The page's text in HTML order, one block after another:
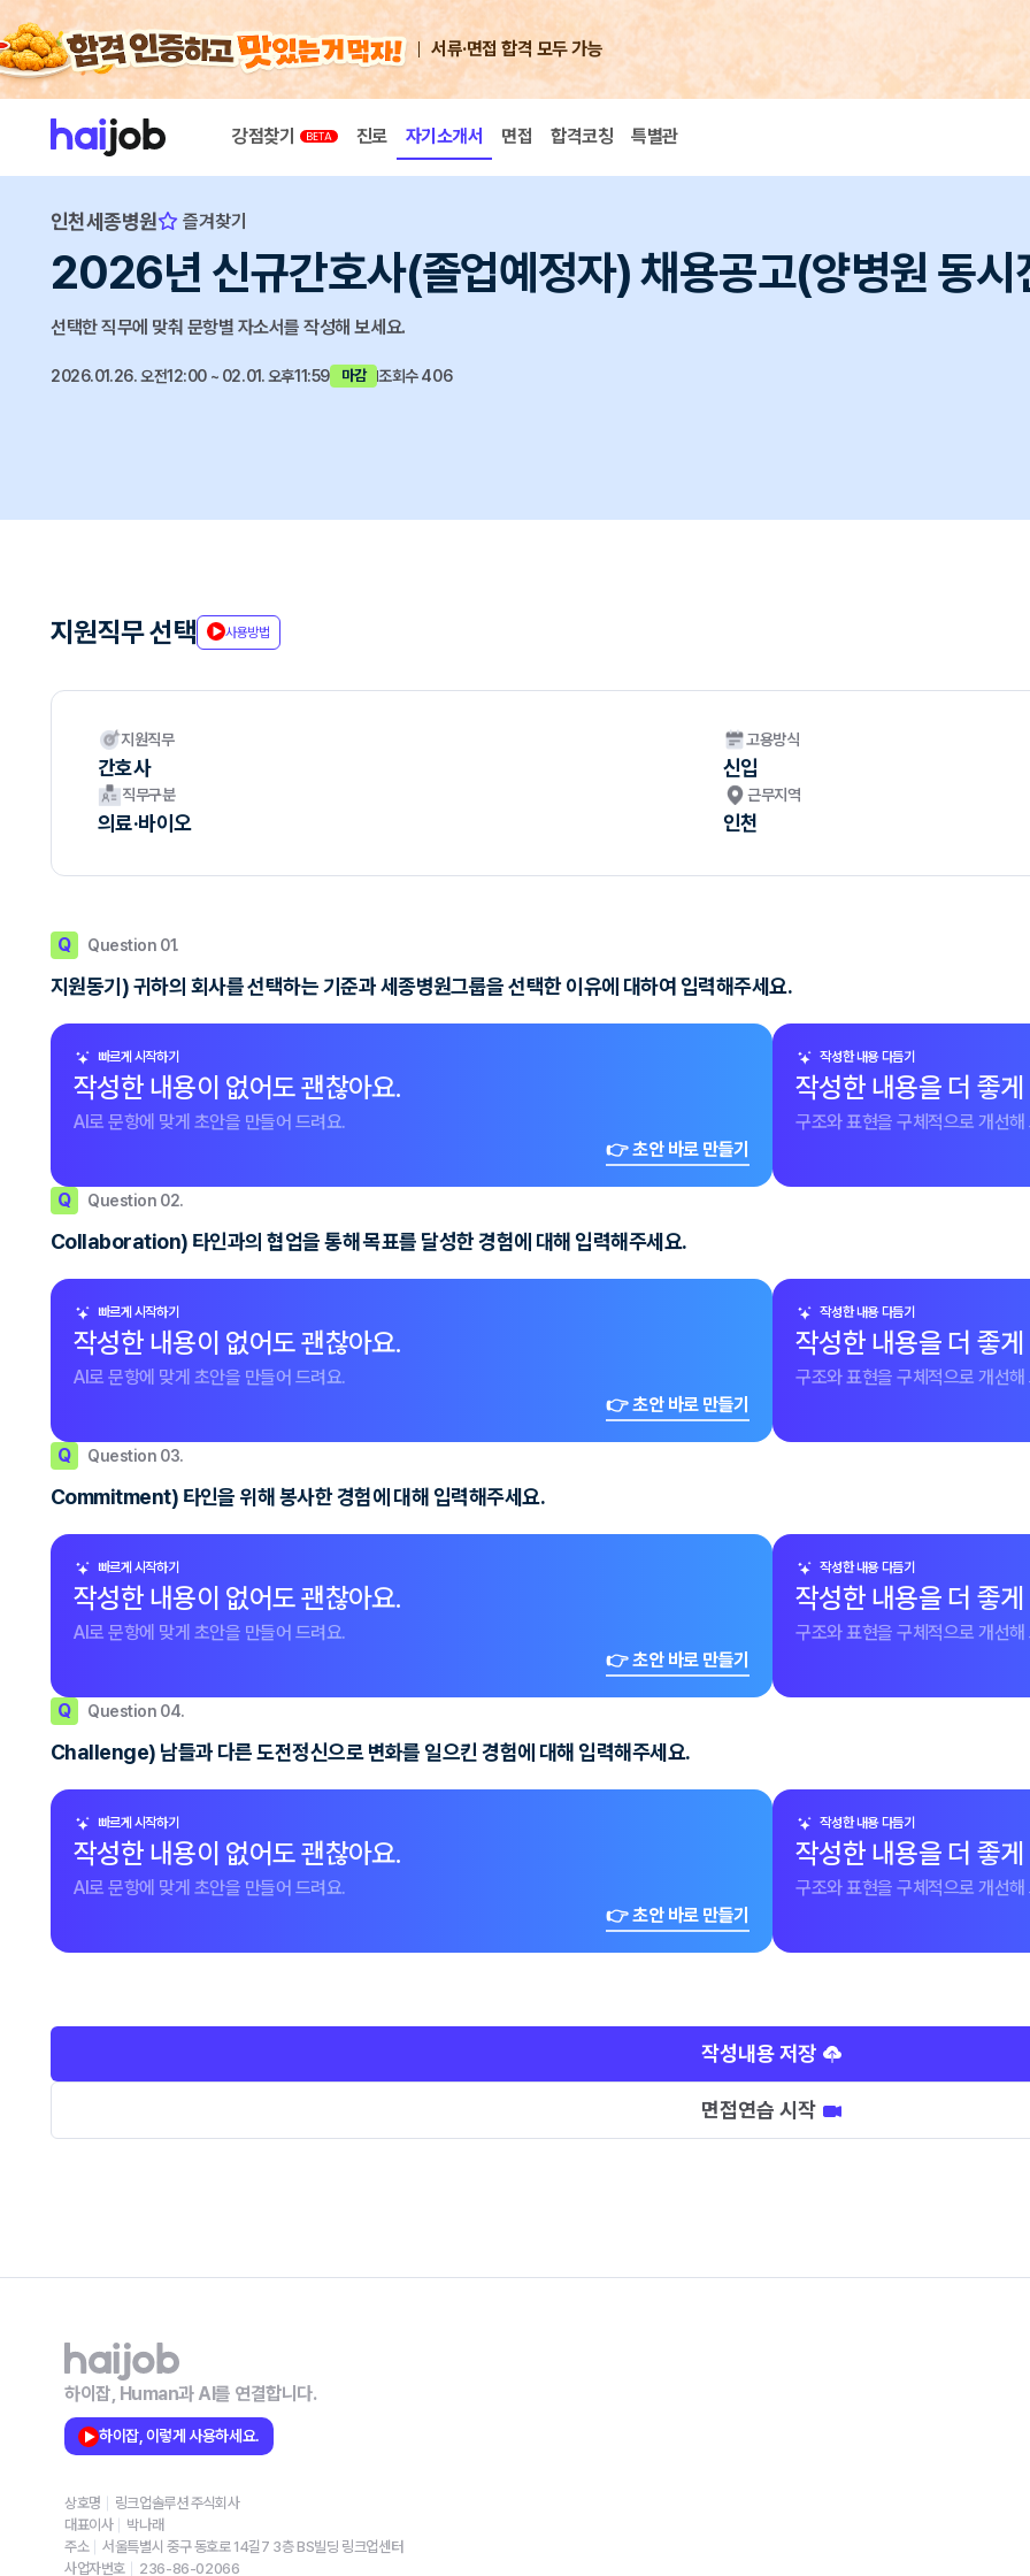
서류·면접 합격 모두 가능
강점찾기 진로 자기소개서 면접 합격코칭 특별관
인천세종병원 즐겨찾기
2026년 신규간호사(졸업예정자) 채용공고(양병원 동시
선택한 직무에 맞춰 문항별 자소서를 작성해 보세요.
2026.01.26. 오전12:00 ~ 02.01. 오후11:59 마감 조회수 406
지원직무 선택 사용방법
지원직무
간호사
고용방식
신입
직무구분
의료·바이오
근무지역
인천
Q Question 01.
지원동기) 귀하의 회사를 선택하는 기준과 세종병원그룹을 선택한 이유에 대하여 입력해주세요.
빠르게 시작하기
작성한 내용이 없어도 괜찮아요.
AI로 문항에 맞게 초안을 만들어 드려요.
👉 초안 바로 만들기
작성한 내용 다듬기
작성한 내용을 더 좋
구조와 표현을 구체적으로 개선해
Q Question 02.
Collaboration) 타인과의 협업을 통해 목표를 달성한 경험에 대해 입력해주세요.
빠르게 시작하기
작성한 내용이 없어도 괜찮아요.
AI로 문항에 맞게 초안을 만들어 드려요.
👉 초안 바로 만들기
작성한 내용 다듬기
작성한 내용을 더 좋
구조와 표현을 구체적으로 개선해
Q Question 03.
Commitment) 타인을 위해 봉사한 경험에 대해 입력해주세요.
빠르게 시작하기
작성한 내용이 없어도 괜찮아요.
AI로 문항에 맞게 초안을 만들어 드려요.
👉 초안 바로 만들기
작성한 내용 다듬기
작성한 내용을 더 좋
구조와 표현을 구체적으로 개선해
Q Question 04.
Challenge) 남들과 다른 도전정신으로 변화를 일으킨 경험에 대해 입력해주세요.
빠르게 시작하기
작성한 내용이 없어도 괜찮아요.
AI로 문항에 맞게 초안을 만들어 드려요.
👉 초안 바로 만들기
작성한 내용 다듬기
작성한 내용을 더 좋
구조와 표현을 구체적으로 개선해
작성내용 저장
면접연습 시작
하이잡, Human과 AI를 연결합니다.
하이잡, 이렇게 사용하세요.
상호명
링크업솔루션 주식회사
대표이사
박나래
주소
서울특별시 중구 동호로 14길7 3층 BS빌딩 링크업센터
사업자번호
236-86-02066